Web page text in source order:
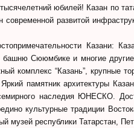
юбилей! Казан по
развитой
Казани:
Сююмбике и многие
комплекс “Казань”, крупные
памятник архитектуры
наследия ЮНЕСКО.
культурные традиции
музей республики Татарстан,